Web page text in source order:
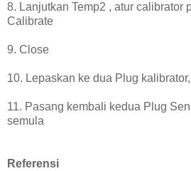
8. Lanjutkan Temp2 , atur calibrator
Calibrate
9. Close
10. Lepaskan ke dua Plug kalibrator,
11. Pasang kembali kedua Plug
semula
Referensi